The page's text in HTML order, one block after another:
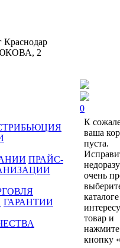
Краснодар
2
ПРАЙС-
ГАРАНТИИ
0
К
ваша
пуста.
очень
каталоге
товар и
нажмите
кнопку